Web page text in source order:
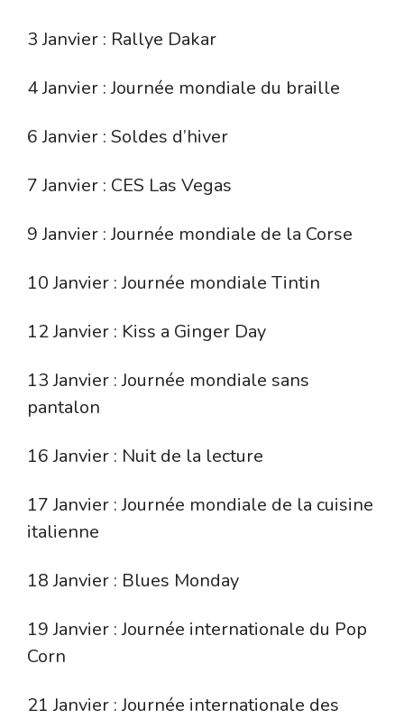
3 Janvier : Rallye Dakar
4 Janvier : Journée mondiale du braille
6 Janvier : Soldes d’hiver
7 Janvier : CES Las Vegas
9 Janvier : Journée mondiale de la Corse
10 Janvier : Journée mondiale Tintin
12 Janvier : Kiss a Ginger Day
13 Janvier : Journée mondiale sans
pantalon
16 Janvier : Nuit de la lecture
17 Janvier : Journée mondiale de la cuisine
italienne
18 Janvier : Blues Monday
19 Janvier : Journée internationale du Pop
Corn
21 Janvier : Journée internationale des